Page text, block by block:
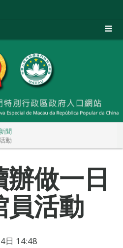
新聞
動
做一日
員活動
日 14:48